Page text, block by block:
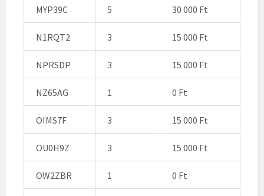
MYP39C 5 30 000 Ft
N1RQT2 3 15 000 Ft
NPRSDP 3 15 000 Ft
NZ65AG 1 0 Ft
OIMS7F 3 15 000 Ft
OU0H9Z 3 15 000 Ft
OW2ZBR 1 0 Ft